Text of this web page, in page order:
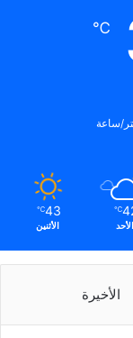
℃
℃
الأحد
43
℃
الأثنين
الأخيرة